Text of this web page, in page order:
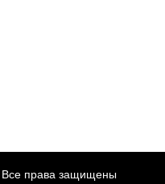
права защищены